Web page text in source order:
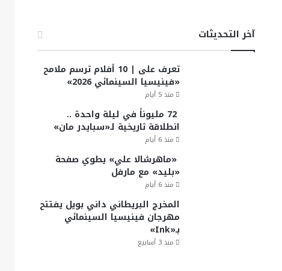
آخر التحديثات
تعرف على | 10 أفلام ترسم ملامح
«فينيسيا السينمائي 2026»
منذ 5 أيام
72 مليوناً في ليلة واحدة ..
انطلاقة تاريخية لـ«سبايدر مان»
منذ 6 أيام
«ماهرشالا علي» يطوي صفحة
«بليد» مع مارفل
منذ 6 أيام
المخرج البريطاني داني بويل يفتتح
مهرجان فينيسيا السينمائي
بـ«Ink»
منذ 3 أسابيع